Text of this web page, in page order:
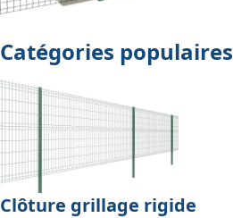
Catégories populaires
Clôture grillage rigide